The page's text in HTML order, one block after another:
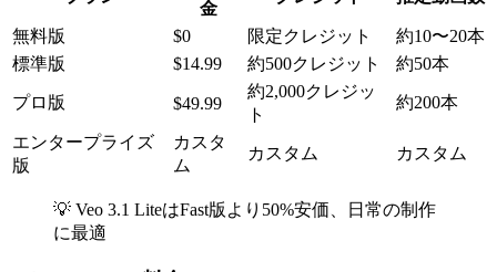
金
無料版 $0 限定クレジット
約10〜20本
標準版
$14.99 約500クレジット 約50本
プロ版 $49.99
約2,000クレジッ
ト
約200本
エンタープライズ
版
カスタ
ム
カスタム カスタム
💡 Veo 3.1 LiteはFast版より50%安価、日常の制作
に最適